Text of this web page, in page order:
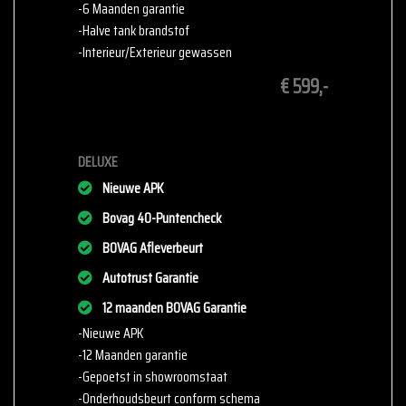
past! Wij helpen u graag verder.
www.cvb-auto.nl
Cornet & VanBuuren – Uw betrouwbare partner voor de perfecte
Op zoek naar een betrouwbare, scherp geprijsde auto? Bij
Cornet&VanBuurenin Zeewolde vindt u een breed aanbod van
topkwaliteit voertuigen.
Onze voordelen voor u
Scherpe prijzen
marktconforme en eerlijke prijzen.
Afleverpakket mogelijk: Laat uw nieuwe auto compleet
-6 Maanden garantie
-Halve tank brandstof
-Interieur/Exterieur gewassen
€ 599,-
DELUXE
Nieuwe APK
Bovag 40-Puntencheck
BOVAG Afleverbeurt
Autotrust Garantie
12 maanden BOVAG Garantie
-Nieuwe APK
-12 Maanden garantie
-Gepoetst in showroomstaat
-Onderhoudsbeurt conform schema